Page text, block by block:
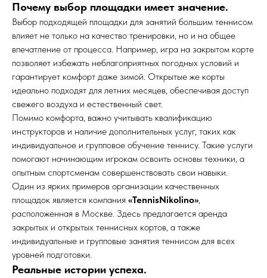
Почему выбор площадки имеет значение.
Выбор подходящей площадки для занятий большим теннисом
влияет не только на качество тренировки, но и на общее
впечатление от процесса. Например, игра на закрытом корте
позволяет избежать неблагоприятных погодных условий и
гарантирует комфорт даже зимой. Открытые же корты
идеально подходят для летних месяцев, обеспечивая доступ
свежего воздуха и естественный свет.
Помимо комфорта, важно учитывать квалификацию
инструкторов и наличие дополнительных услуг, таких как
индивидуальное и групповое обучение теннису. Такие услуги
помогают начинающим игрокам освоить основы техники, а
опытным спортсменам совершенствовать свои навыки.
Один из ярких примеров организации качественных
площадок является компания «TennisNikolino»,
расположенная в Москве. Здесь предлагается аренда
закрытых и открытых теннисных кортов, а также
индивидуальные и групповые занятия теннисом для всех
уровней подготовки.
Реальные истории успеха.